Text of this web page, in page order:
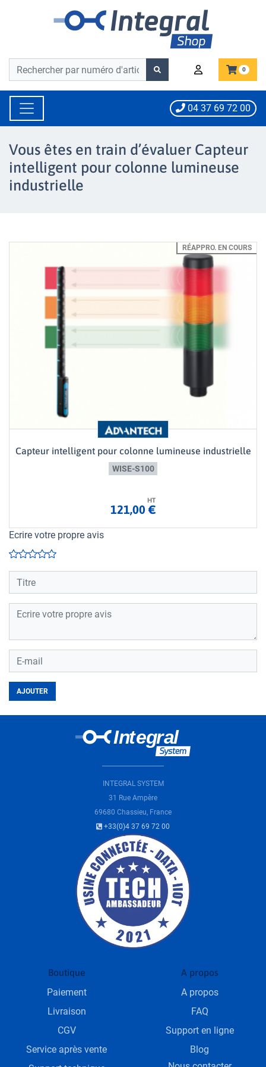
Barre de recherche
Barre de recherche 0
04 37 69 72 00
Vous êtes en train d’évaluer Capteur
intelligent pour colonne lumineuse
industrielle
RÉAPPRO. EN COURS
Capteur intelligent pour colonne lumineuse industrielle
WISE-S100
HT
121,00 €
Ecrire votre propre avis
AJOUTER
INTEGRAL SYSTEM
31 Rue Ampère
69680 Chassieu, France
+33(0)4 37 69 72 00
Boutique
Paiement
Livraison
CGV
Service après vente
A propos
A propos
FAQ
Support en ligne
Blog